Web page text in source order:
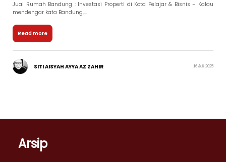
Jual Rumah Bandung : Investasi Properti di Kota Pelajar & Bisnis – Kalau
mendengar kata Bandung,...
Read more
SITI AISYAH AYYA AZ ZAHIR 16 Juli 2025
Arsip